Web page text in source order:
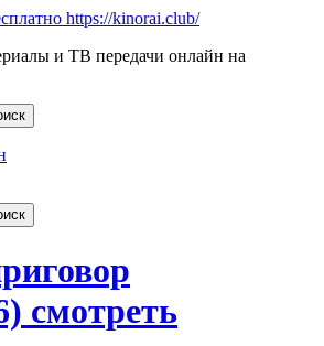
и ТВ передачи онлайн на
смотреть